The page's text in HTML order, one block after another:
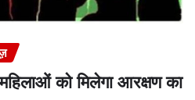
को मिलेगा आरक्षण का